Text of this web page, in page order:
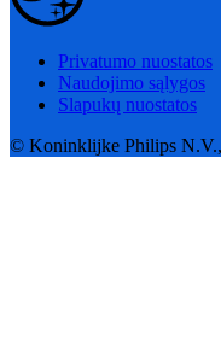
Privatumo nuostatos
Naudojimo sąlygos
Slapukų nuostatos
© Koninklijke Philips N.V.,